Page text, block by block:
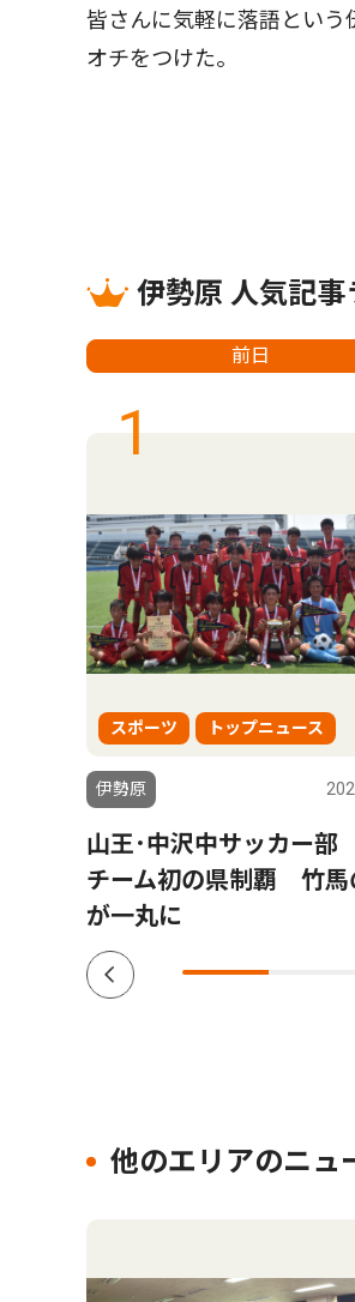
皆さんに気軽に落語という
オチをつけた。
伊勢原 人気記事
前日
1
スポーツ トップニュース
伊勢原
山王･中沢中サッカー部
チーム初の県制覇 竹馬
が一丸に
他のエリアのニュ